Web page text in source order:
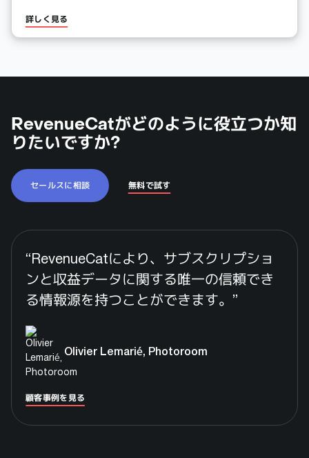
詳しく見る
RevenueCatがどのように役立つか知
りたいですか?
セールスに相談 無料で試す
“ RevenueCatにより、サブスクリプショ
ンと収益データに関する唯一の信頼でき
る情報源を持つことができます。 ”
Olivier Lemarié, Photoroom
顧客事例を見る